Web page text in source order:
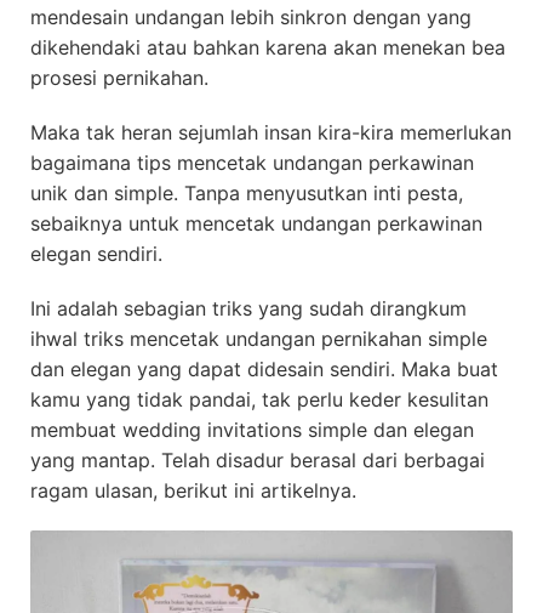
mendesain undangan lebih sinkron dengan yang
dikehendaki atau bahkan karena akan menekan bea
prosesi pernikahan.
Maka tak heran sejumlah insan kira-kira memerlukan
bagaimana tips mencetak undangan perkawinan
unik dan simple. Tanpa menyusutkan inti pesta,
sebaiknya untuk mencetak undangan perkawinan
elegan sendiri.
Ini adalah sebagian triks yang sudah dirangkum
ihwal triks mencetak undangan pernikahan simple
dan elegan yang dapat didesain sendiri. Maka buat
kamu yang tidak pandai, tak perlu keder kesulitan
membuat wedding invitations simple dan elegan
yang mantap. Telah disadur berasal dari berbagai
ragam ulasan, berikut ini artikelnya.